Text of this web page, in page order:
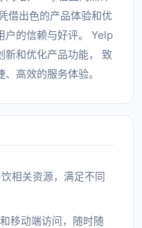
借出色的产品体验和优
户的信赖与好评。 Yelp
新和优化产品功能， 致
高效的服务体验。
相关资源，满足不同
移动端访问，随时随